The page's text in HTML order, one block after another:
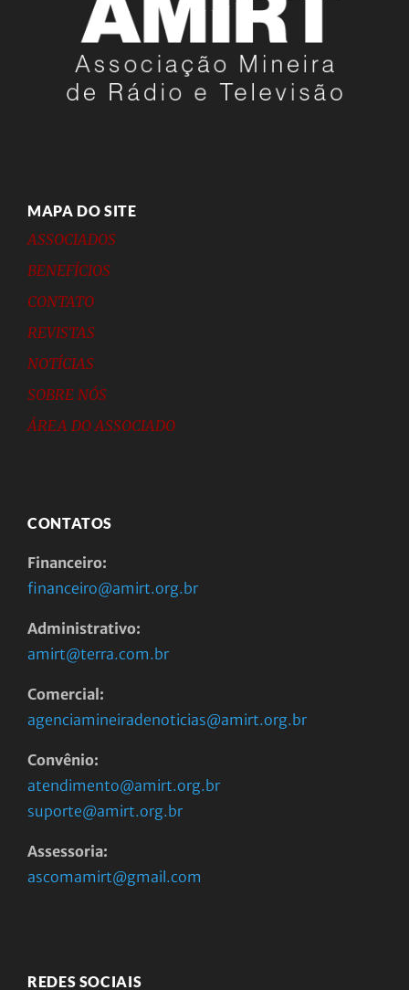
MAPA DO SITE
ASSOCIADOS
BENEFÍCIOS
CONTATO
REVISTAS
NOTÍCIAS
SOBRE NÓS
ÁREA DO ASSOCIADO
CONTATOS
Financeiro:
financeiro@amirt.org.br
Administrativo:
amirt@terra.com.br
Comercial:
agenciamineiradenoticias@amirt.org.br
Convênio:
atendimento@amirt.org.br
suporte@amirt.org.br
Assessoria:
ascomamirt@gmail.com
REDES SOCIAIS